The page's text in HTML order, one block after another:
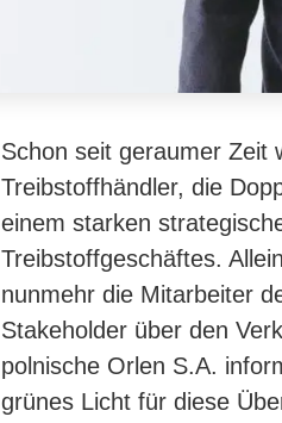
Schon seit geraumer Zeit
Treibstoffhändler, die
einem starken
Treibstoffgeschäftes.
nunmehr die Mitarbeiter
Stakeholder über den
polnische Orlen S.A.
grünes Licht für diese